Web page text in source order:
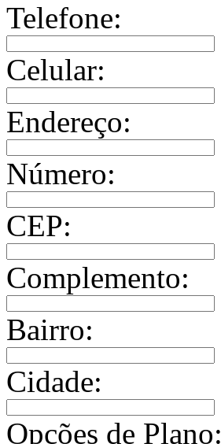
Telefone:
Celular:
Endereço:
Número:
CEP:
Complemento:
Bairro:
Cidade:
Opções de Plano: